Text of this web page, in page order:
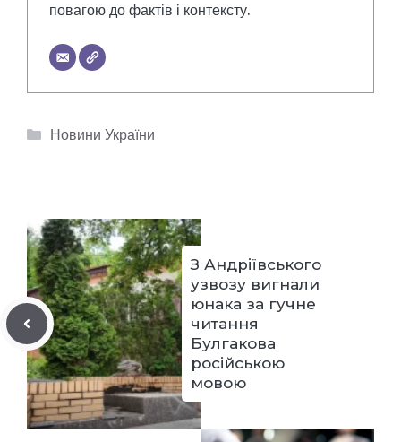
повагою до фактів і контексту.
Категорії
Новини України
З Андріївського
узвозу вигнали
юнака за гучне
читання
Булгакова
російською
мовою